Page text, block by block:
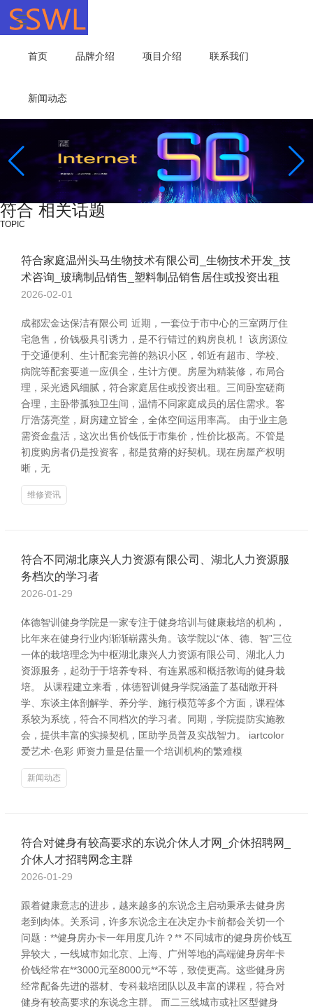
首页 品牌介绍 项目介绍 联系我们
新闻动态
符合 相关话题
TOPIC
符合家庭温州头马生物技术有限公司_生物技术开发_技
术咨询_玻璃制品销售_塑料制品销售居住或投资出租
2026-02-01
成都宏金达保洁有限公司 近期，一套位于市中心的三室两厅住
宅急售，价钱极具引诱力，是不行错过的购房良机！ 该房源位
于交通便利、生计配套完善的熟识小区，邻近有超市、学校、
病院等配套要道一应俱全，生计方便。房屋为精装修，布局合
理，采光透风细腻，符合家庭居住或投资出租。三间卧室磋商
合理，主卧带孤独卫生间，温情不同家庭成员的居住需求。客
厅浩荡亮堂，厨房建立皆全，全体空间运用率高。 由于业主急
需资金盘活，这次出售价钱低于市集价，性价比极高。不管是
初度购房者仍是投资客，都是贫瘠的好契机。现在房屋产权明
晰，无
维修资讯
符合不同湖北康兴人力资源有限公司、湖北人力资源服
务档次的学习者
2026-01-29
体德智训健身学院是一家专注于健身培训与健康栽培的机构，
比年来在健身行业内渐渐崭露头角。该学院以“体、德、智”三位
一体的栽培理念为中枢湖北康兴人力资源有限公司、湖北人力
资源服务，起劲于于培养专科、有连累感和概括教诲的健身栽
培。 从课程建立来看，体德智训健身学院涵盖了基础敞开科
学、东谈主体剖解学、养分学、施行模范等多个方面，课程体
系较为系统，符合不同档次的学习者。同期，学院提防实施教
会，提供丰富的实操契机，匡助学员普及实战智力。 iartcolor
爱艺术·色彩 师资力量是估量一个培训机构的繁难模
新闻动态
符合对健身有较高要求的东说介休人才网_介休招聘网_
介休人才招聘网念主群
2026-01-29
跟着健康意志的进步，越来越多的东说念主启动秉承去健身房
老到肉体。关系词，许多东说念主在决定办卡前都会关切一个
问题：**健身房办卡一年用度几许？** 不同城市的健身房价钱互
异较大，一线城市如北京、上海、广州等地的高端健身房年卡
价钱经常在**3000元至8000元**不等，致使更高。这些健身房
经常配备先进的器材、专科栽培团队以及丰富的课程，符合对
健身有较高要求的东说念主群。 而二三线城市或社区型健身